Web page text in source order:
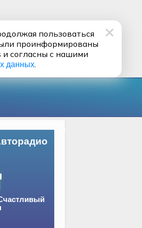
пользоваться
проинформированы
и согласны с нашими
данных.